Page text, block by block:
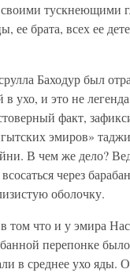
своими тускнеющими
ее брата, всех ее
Баходур был
в ухо, и это не
факт,
эмиров»
В чем же дело?
через
оболочку.
том что и у эмира
перепонке
в среднее ухо яды.